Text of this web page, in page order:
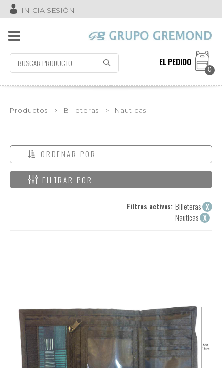
INICIA SESIÓN
EL PEDIDO
0
Productos > Billeteras > Nauticas
ORDENAR POR
FILTRAR POR
Filtros activos: Billeteras X
Nauticas X